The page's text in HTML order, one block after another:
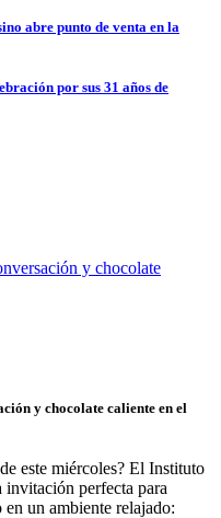
abre punto de venta en la
por sus 31 años de
y chocolate caliente en el
este miércoles? El Instituto
perfecta para
un ambiente relajado: